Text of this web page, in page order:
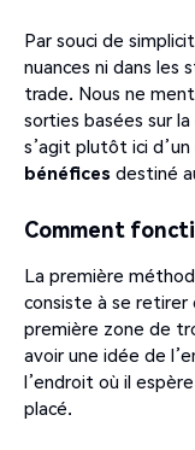
Par souci de
nuances ni dans les
trade. Nous ne
sorties basées sur
s’agit plutôt ici
bénéfices destiné
Comment
La première
consiste à se
première zone de
avoir une idée de
l’endroit où il
placé.